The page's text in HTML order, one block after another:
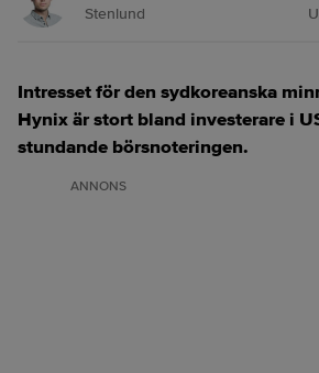
Stenlund
Intresset för den sydkoreanska
Hynix är stort bland investerare i
stundande börsnoteringen.
ANNONS